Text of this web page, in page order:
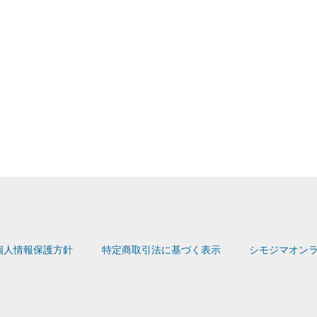
人情報保護方針 特定商取引法に基づく表示 シモジマオン